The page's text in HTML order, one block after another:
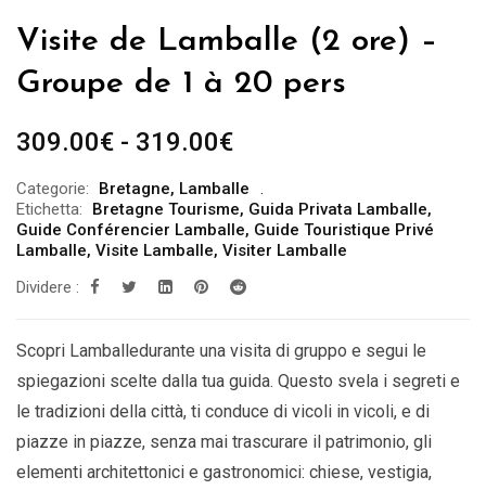
Visite de Lamballe (2 ore) –
Groupe de 1 à 20 pers
309.00€ - 319.00€Fascia
prezzo:
da
309.00€
a
Categorie: Bretagne, Lamballe
Etichetta:
Bretagne Tourisme, Guida Privata Lamballe,
Guide Conférencier Lamballe, Guide Touristique Privé
Lamballe, Visite Lamballe, Visiter Lamballe
Dividere :
Scopri Lamballedurante una visita di gruppo e segui le
spiegazioni scelte dalla tua guida. Questo svela i segreti e
le tradizioni della città, ti conduce di vicoli in vicoli, e di
piazze in piazze, senza mai trascurare il patrimonio, gli
elementi architettonici e gastronomici: chiese, vestigia,